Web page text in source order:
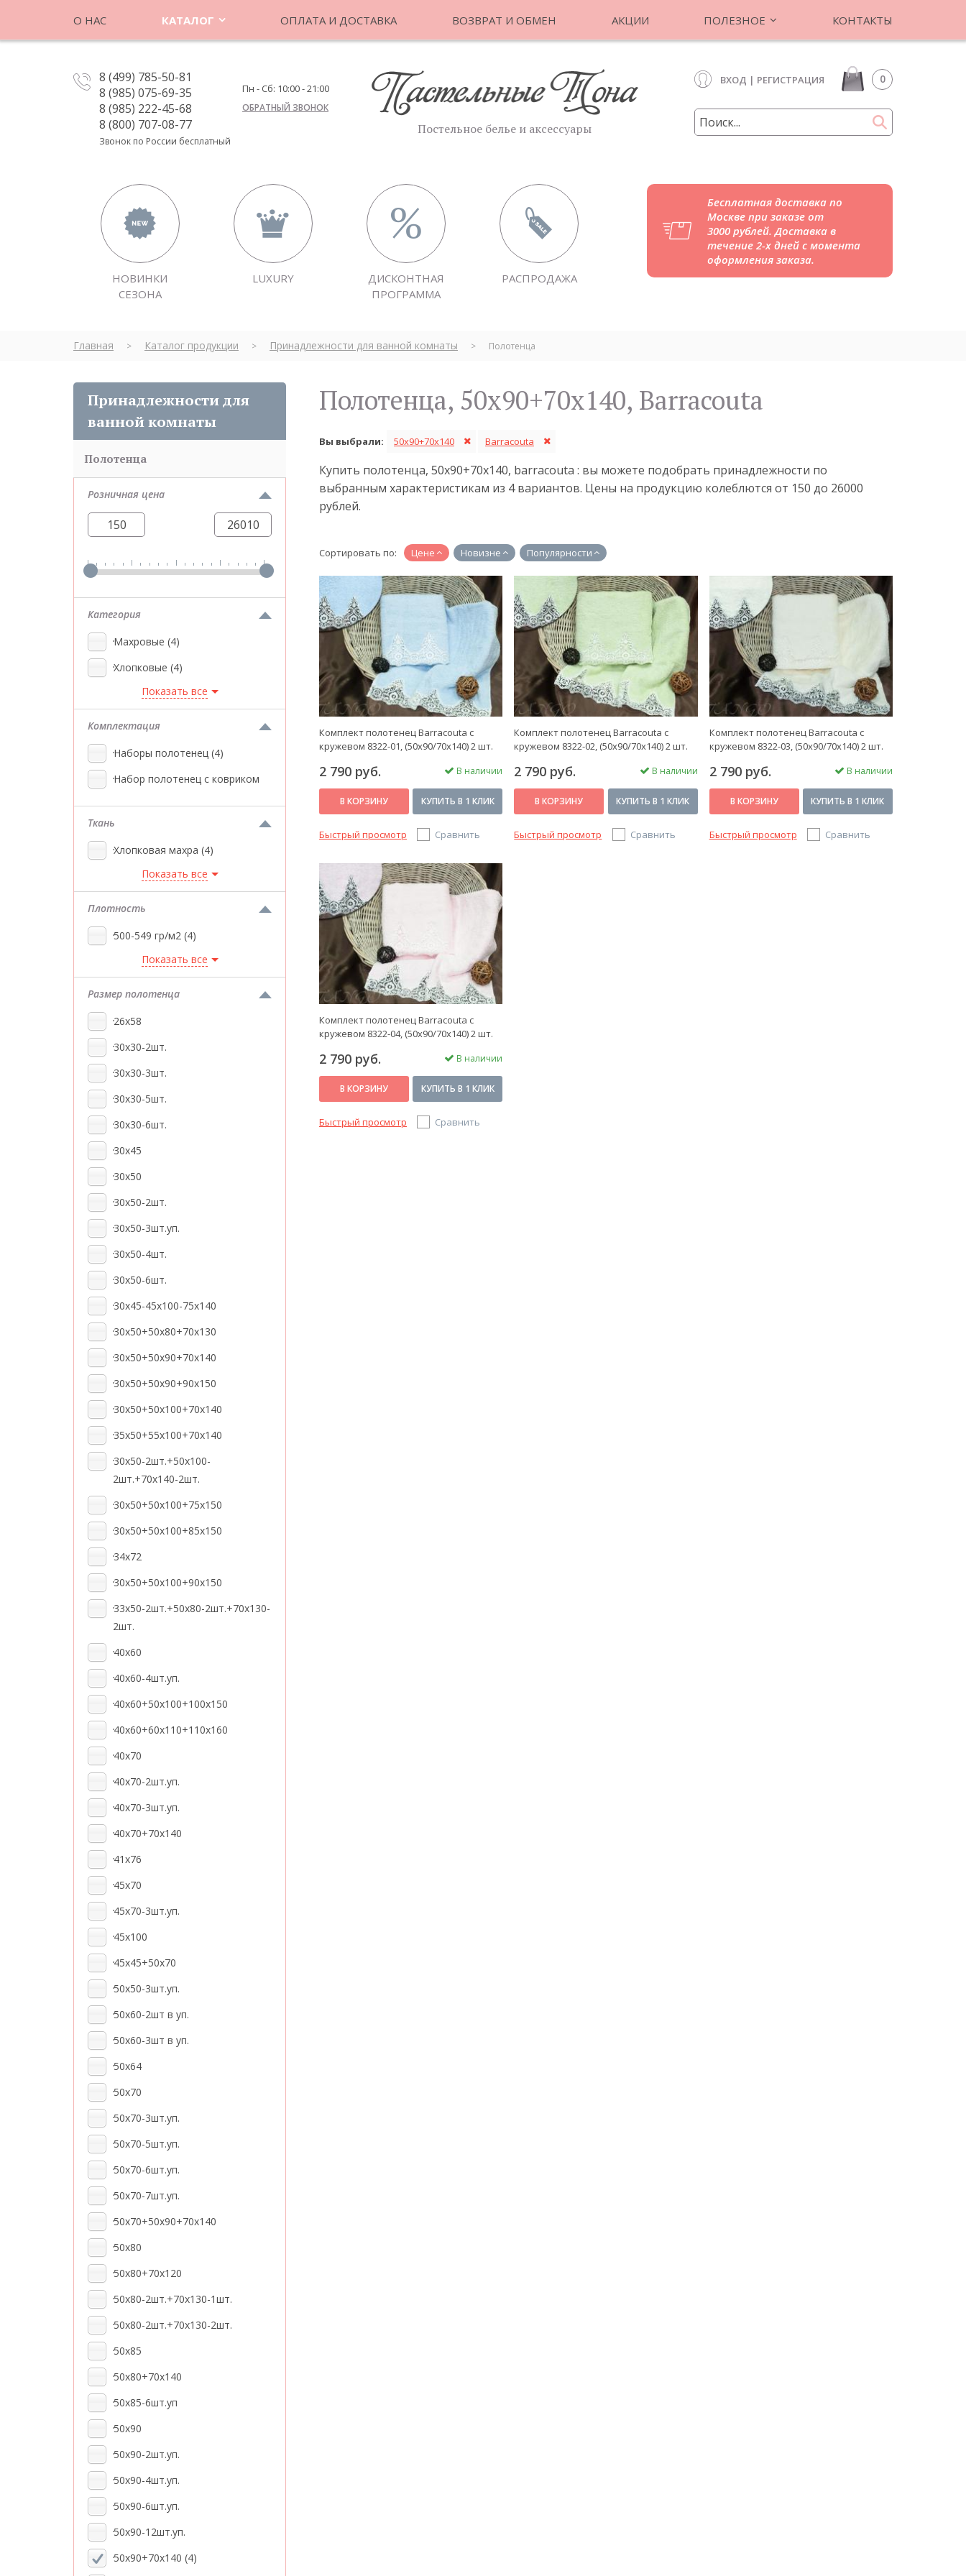
О НАС КАТАЛОГ ОПЛАТА И ДОСТАВКА ВОЗВРАТ И ОБМЕН АКЦИИ ПОЛЕЗНОЕ КОНТАКТЫ
8 (499) 785-50-81
8 (985) 075-69-35
8 (985) 222-45-68
8 (800) 707-08-77
Звонок по России бесплатный
Пн - Сб: 10:00 - 21:00
ОБРАТНЫЙ ЗВОНОК
ВХОД | РЕГИСТРАЦИЯ 0
Постельное белье и аксессуары
НОВИНКИ
СЕЗОНА
LUXURY
ДИСКОНТНАЯ
ПРОГРАММА
РАСПРОДАЖА
Бесплатная доставка по
Москве при заказе от
3000 рублей. Доставка в
течение 2-х дней с момента
оформления заказа.
Главная > Каталог продукции > Принадлежности для ванной комнаты > Полотенца
Принадлежности для
ванной комнаты
Полотенца
Розничная цена
Категория
Махровые (4)
Хлопковые (4)
Показать все
Комплектация
Наборы полотенец (4)
Набор полотенец с ковриком
Ткань
Хлопковая махра (4)
Показать все
Плотность
500-549 гр/м2 (4)
Показать все
Размер полотенца
26x58
30x30-2шт.
30x30-3шт.
30x30-5шт.
30x30-6шт.
30x45
30x50
30x50-2шт.
30x50-3шт.уп.
30x50-4шт.
30x50-6шт.
30x45-45x100-75x140
30x50+50x80+70x130
30x50+50x90+70x140
30x50+50x90+90x150
30x50+50x100+70x140
35x50+55x100+70x140
30x50-2шт.+50x100-
2шт.+70x140-2шт.
30x50+50x100+75x150
30x50+50x100+85x150
34x72
30x50+50x100+90x150
33x50-2шт.+50x80-2шт.+70x130-
2шт.
40x60
40x60-4шт.уп.
40x60+50x100+100x150
40x60+60x110+110x160
40x70
40x70-2шт.уп.
40x70-3шт.уп.
40х70+70х140
41x76
45x70
45x70-3шт.уп.
45x100
45x45+50x70
50x50-3шт.уп.
50х60-2шт в уп.
50x60-3шт в уп.
50x64
50x70
50x70-3шт.уп.
50x70-5шт.уп.
50x70-6шт.уп.
50x70-7шт.уп.
50x70+50x90+70x140
50x80
50x80+70x120
50x80-2шт.+70x130-1шт.
50x80-2шт.+70x130-2шт.
50x85
50x80+70x140
50x85-6шт.уп
50x90
50x90-2шт.уп.
50x90-4шт.уп.
50x90-6шт.уп.
50x90-12шт.уп.
50x90+70x140 (4)
Полотенца, 50x90+70x140, Barracouta
Вы выбрали: 50x90+70x140 Barracouta
Купить полотенца, 50x90+70x140, barracouta : вы можете подобрать принадлежности по
выбранным характеристикам из 4 вариантов. Цены на продукцию колеблются от 150 до 26000
рублей.
Сортировать по: Цене Новизне Популярности
Комплект полотенец Barracouta с
кружевом 8322-01, (50x90/70х140) 2 шт.
2 790 руб. В наличии
В КОРЗИНУ КУПИТЬ В 1 КЛИК
Быстрый просмотр Сравнить
Комплект полотенец Barracouta с
кружевом 8322-02, (50x90/70х140) 2 шт.
2 790 руб. В наличии
В КОРЗИНУ КУПИТЬ В 1 КЛИК
Быстрый просмотр Сравнить
Комплект полотенец Barracouta с
кружевом 8322-03, (50x90/70х140) 2 шт.
2 790 руб. В наличии
В КОРЗИНУ КУПИТЬ В 1 КЛИК
Быстрый просмотр Сравнить
Комплект полотенец Barracouta с
кружевом 8322-04, (50x90/70х140) 2 шт.
2 790 руб. В наличии
В КОРЗИНУ КУПИТЬ В 1 КЛИК
Быстрый просмотр Сравнить